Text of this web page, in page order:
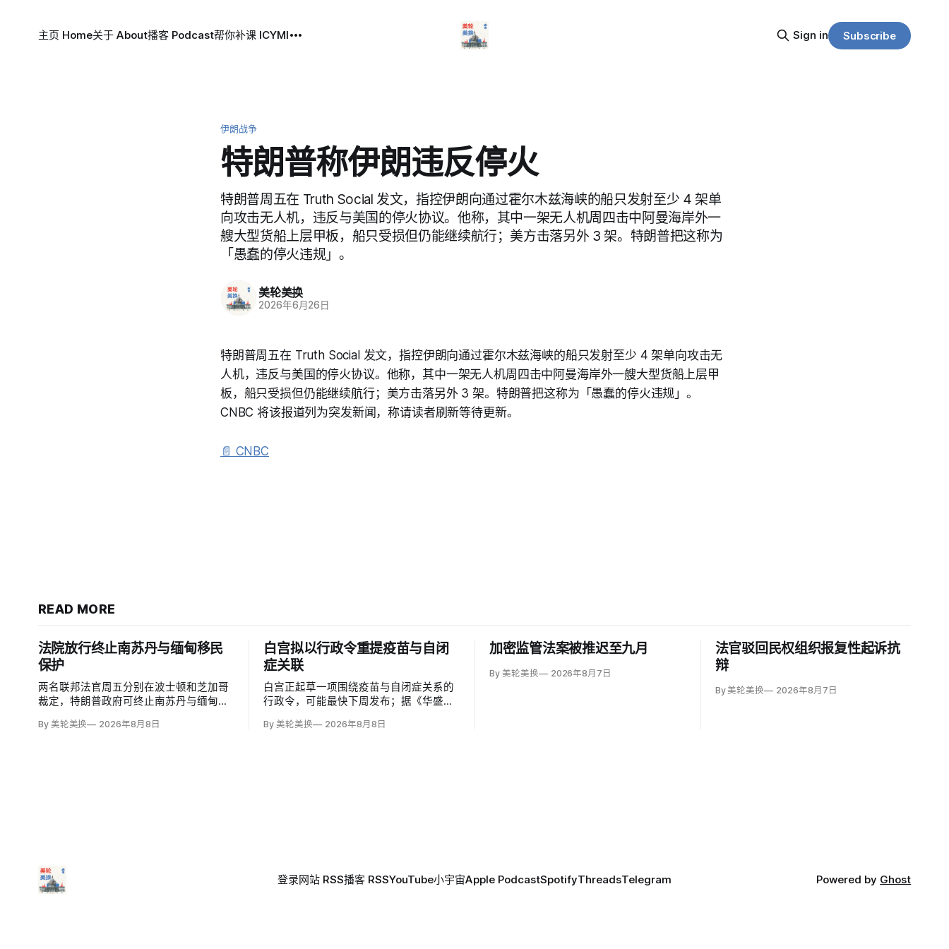
主页 Home关于 About播客 Podcast帮你补课 ICYMI Sign in Subscribe
伊朗战争
特朗普称伊朗违反停火
特朗普周五在 Truth Social 发文，指控伊朗向通过霍尔木兹海峡的船只发射至少 4 架单
向攻击无人机，违反与美国的停火协议。他称，其中一架无人机周四击中阿曼海岸外一
艘大型货船上层甲板，船只受损但仍能继续航行；美方击落另外 3 架。特朗普把这称为
「愚蠢的停火违规」。
美轮美换
2026年6月26日
特朗普周五在 Truth Social 发文，指控伊朗向通过霍尔木兹海峡的船只发射至少 4 架单向攻击无
人机，违反与美国的停火协议。他称，其中一架无人机周四击中阿曼海岸外一艘大型货船上层甲
板，船只受损但仍能继续航行；美方击落另外 3 架。特朗普把这称为「愚蠢的停火违规」。
CNBC 将该报道列为突发新闻，称请读者刷新等待更新。
📄 CNBC
READ MORE
法院放行终止南苏丹与缅甸移民
保护
两名联邦法官周五分别在波士顿和芝加哥
裁定，特朗普政府可终止南苏丹与缅甸公
南苏丹人和约4000名缅甸人失去免遭遣返
By 美轮美换 2026年8月8日
白宫拟以行政令重提疫苗与自闭
症关联
白宫正起草一项围绕疫苗与自闭症关系的
行政令，可能最快下周发布；据《华盛顿
接种计划、自闭症研究和家长选择权，内
By 美轮美换 2026年8月8日
加密监管法案被推迟至九月
By 美轮美换 2026年8月7日
法官驳回民权组织报复性起诉抗
辩
By 美轮美换 2026年8月7日
登录网站 RSS播客 RSSYouTube小宇宙Apple PodcastSpotifyThreadsTelegram Powered by Ghost